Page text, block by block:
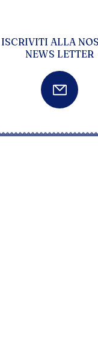
ISCRIVITI ALLA
NEWS LETTER